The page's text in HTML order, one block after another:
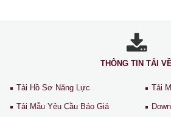
THÔNG TIN TẢI
Tải Hồ Sơ Năng Lực Tải
Tải Mẫu Yêu Cầu Báo Giá